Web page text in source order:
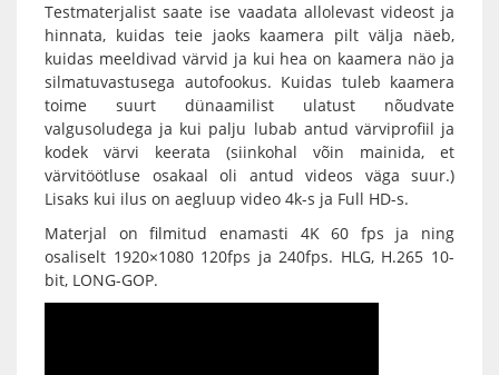
Testmaterjalist saate ise vaadata allolevast videost ja
hinnata, kuidas teie jaoks kaamera pilt välja näeb,
kuidas meeldivad värvid ja kui hea on kaamera näo ja
silmatuvastusega autofookus. Kuidas tuleb kaamera
toime suurt dünaamilist ulatust nõudvate
valgusoludega ja kui palju lubab antud värviprofiil ja
kodek värvi keerata (siinkohal võin mainida, et
värvitöötluse osakaal oli antud videos väga suur.)
Lisaks kui ilus on aegluup video 4k-s ja Full HD-s.
Materjal on filmitud enamasti 4K 60 fps ja ning
osaliselt 1920×1080 120fps ja 240fps. HLG, H.265 10-
bit, LONG-GOP.